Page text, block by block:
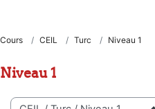
Cours CEIL Turc Niveau 1
Niveau 1